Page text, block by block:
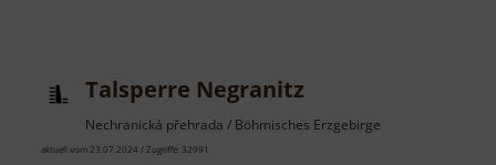
Talsperre Negranitz
Nechranická přehrada / Böhmisches Erzgebirge
aktuell vom 23.07.2024 / Zugriffe: 32991